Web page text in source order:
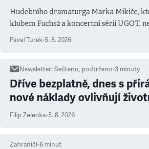
Hudebního dramaturga Marka Mikiče,
klubem Fuchs2 a koncertní sérií UGOT,
ale atmosféra
Pavel Turek•5. 8. 2026
Newsletter:Sečteno, podtrženo•3 minuty
Dříve bezplatně, dnes s
nové náklady ovlivňují
Filip Zelenka•5. 8. 2026
Zahraničí•6 minut